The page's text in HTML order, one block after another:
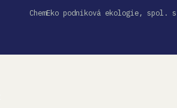
ChemEko podniková ekologie, spol.